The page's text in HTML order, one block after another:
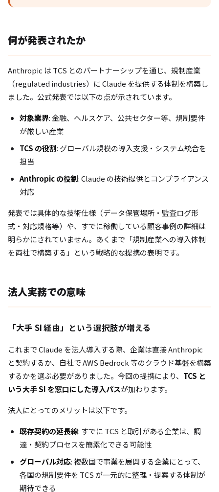
何が発表されたか
Anthropic は TCS とのパートナーシップを通じ、規制産業
（regulated industries）に Claude を提供する体制を構築し
ました。公式発表では以下の点が示されています。
対象業界: 金融、ヘルスケア、公共セクター等、規制要件
が厳しい産業
TCS の役割: グローバル規模の導入支援・システム統合を
担当
Anthropic の役割: Claude の技術提供とコンプライアンス
対応
発表では具体的な技術仕様（データ保管場所・監査ログ形
式・対応規格等）や、すでに稼働している顧客事例の詳細は
明らかにされていません。あくまで「規制産業への導入体制
を両社で構築する」という戦略的な提携の表明です。
法人実務での意味
「大手 SI 経由」という選択肢が増える
これまで Claude を法人導入する際、企業は直接 Anthropic
と契約するか、自社で AWS Bedrock 等のクラウド基盤を構築
するかを選ぶ必要がありました。今回の提携により、 TCS と
いう大手 SI を窓口にした導入パスが加わります。
法人にとってのメリットは以下です。
既存契約の延長線: すでに TCS と取引がある企業は、調
達・契約プロセスを簡素化できる可能性
グローバル対応: 複数国で事業を展開する企業にとって、
各国の規制要件を TCS が一元的に整理・提案する体制が
期待できる